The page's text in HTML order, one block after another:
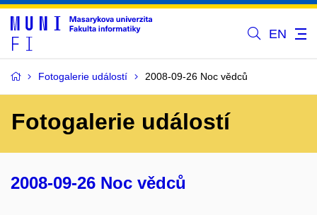
EN
Fotogalerie událostí 2008-09-26 Noc vědců
Fotogalerie událostí
2008-09-26 Noc vědců